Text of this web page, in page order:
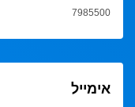
7985500
אימייל